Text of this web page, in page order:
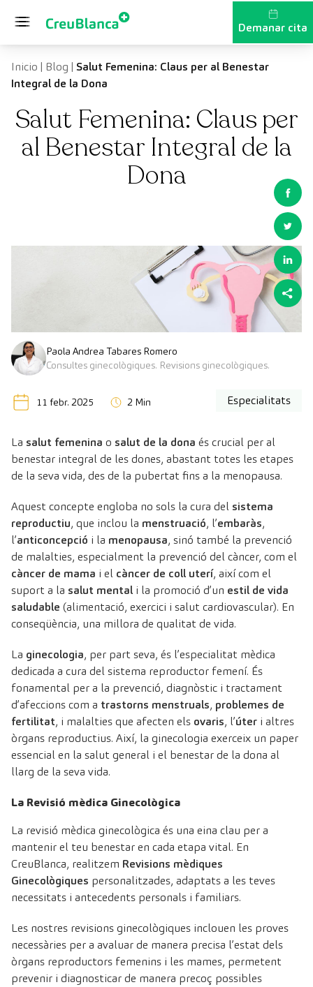
Demanar cita
Inicio | Blog | Salut Femenina: Claus per al Benestar
Integral de la Dona
Salut Femenina: Claus per
al Benestar Integral de la
Dona
Paola Andrea Tabares Romero
Consultes ginecològiques. Revisions ginecològiques.
11 febr. 2025 2 Min Especialitats
La salut femenina o salut de la dona és crucial per al
benestar integral de les dones, abastant totes les etapes
de la seva vida, des de la pubertat fins a la menopausa.
Aquest concepte engloba no sols la cura del sistema
reproductiu, que inclou la menstruació, l’embaràs,
l’anticoncepció i la menopausa, sinó també la prevenció
de malalties, especialment la prevenció del càncer, com el
càncer de mama i el càncer de coll uterí, així com el
suport a la salut mental i la promoció d’un estil de vida
saludable (alimentació, exercici i salut cardiovascular). En
conseqüència, una millora de qualitat de vida.
La ginecologia, per part seva, és l’especialitat mèdica
dedicada a cura del sistema reproductor femení. És
fonamental per a la prevenció, diagnòstic i tractament
d’afeccions com a trastorns menstruals, problemes de
fertilitat, i malalties que afecten els ovaris, l’úter i altres
òrgans reproductius. Així, la ginecologia exerceix un paper
essencial en la salut general i el benestar de la dona al
llarg de la seva vida.
La Revisió mèdica Ginecològica
La revisió mèdica ginecològica és una eina clau per a
mantenir el teu benestar en cada etapa vital. En
CreuBlanca, realitzem Revisions mèdiques
Ginecològiques personalitzades, adaptats a les teves
necessitats i antecedents personals i familiars.
Les nostres revisions ginecològiques inclouen les proves
necessàries per a avaluar de manera precisa l’estat dels
òrgans reproductors femenins i les mames, permetent
prevenir i diagnosticar de manera precoç possibles